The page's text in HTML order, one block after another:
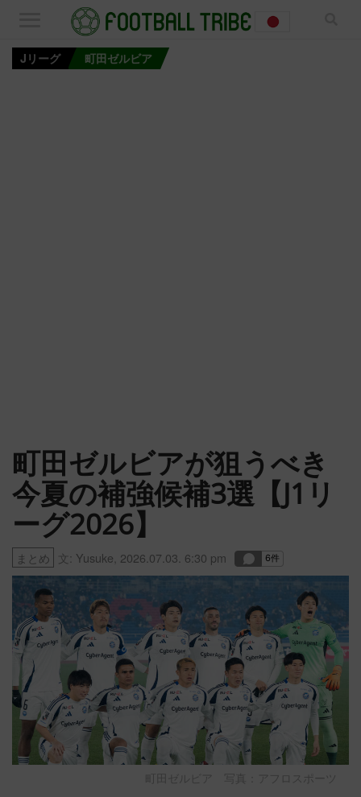
Jリーグ 町田ゼルビア
町田ゼルビアが狙うべき
今夏の補強候補3選【J1リ
ーグ2026】
まとめ 文: Yusuke 2026.07.03. 6:30 pm
町田ゼルビア 写真：アフロスポーツ